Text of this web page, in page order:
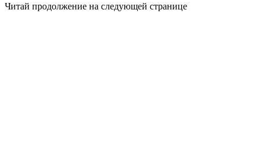
Читай продолжение на следующей странице